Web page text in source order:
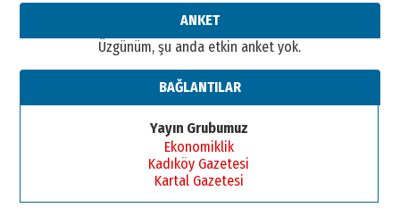
gönül adamı Faruk Terzioğlu!
Başkan Sekmen’den Erzurum’a
bir vizyon proje daha!
02 Ağustos 2026 Pazar
ANKET
Üzgünüm, şu anda etkin anket yok.
BAĞLANTILAR
Yayın Grubumuz
Ekonomiklik
Kadıköy Gazetesi
Kartal Gazetesi